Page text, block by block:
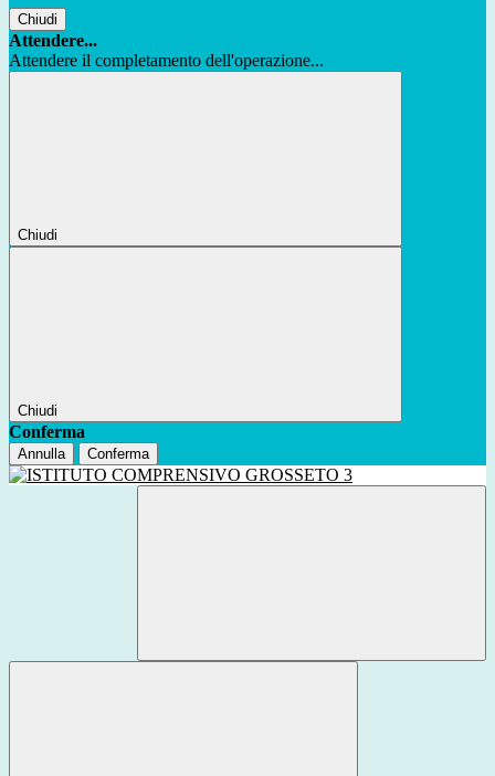
Chiudi
Attendere...
Attendere il completamento dell'operazione...
Chiudi
Chiudi
Conferma
Annulla Conferma